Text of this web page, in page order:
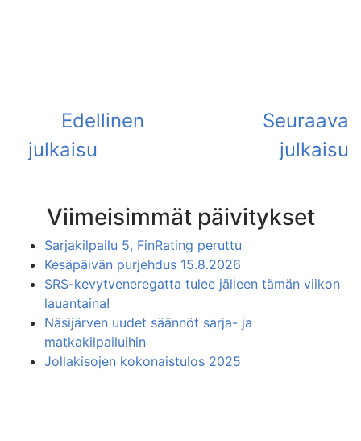
Viimeisimmät päivitykset
Sarjakilpailu 5, FinRating peruttu
Kesäpäivän purjehdus 15.8.2026
SRS-kevytveneregatta tulee jälleen tämän viikon
lauantaina!
Näsijärven uudet säännöt sarja- ja
matkakilpailuihin
Jollakisojen kokonaistulos 2025